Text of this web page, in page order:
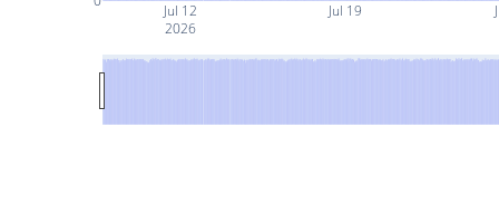
Jul 12
2026
Jul 19